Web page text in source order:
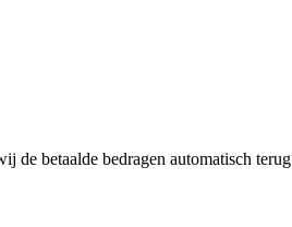
de betaalde bedragen automatisch terug